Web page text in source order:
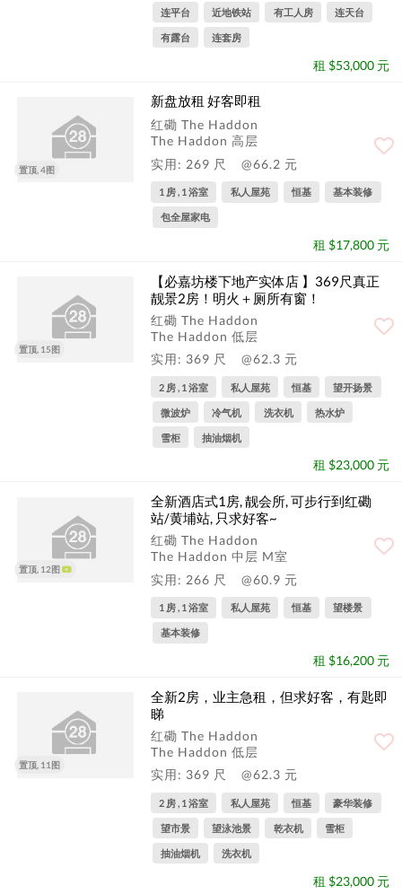
连平台 近地铁站 有工人房 连天台
有露台 连套房
租 $53,000 元
置顶, 4图
新盘放租 好客即租
红磡 The Haddon
The Haddon 高层
实用: 269 尺
@66.2 元
1 房 , 1 浴室 私人屋苑 恒基 基本装修
包全屋家电
租 $17,800 元
置顶, 15图
【必嘉坊楼下地产实体店 】369尺真正
靓景2房！明火＋厕所有窗！
红磡 The Haddon
The Haddon 低层
实用: 369 尺
@62.3 元
2 房 , 1 浴室 私人屋苑 恒基 望开扬景
微波炉 冷气机 洗衣机 热水炉
雪柜 抽油烟机
租 $23,000 元
置顶, 12图
全新酒店式1房, 靓会所, 可步行到红磡
站/黄埔站, 只求好客~
红磡 The Haddon
The Haddon 中层 M室
实用: 266 尺
@60.9 元
1 房 , 1 浴室 私人屋苑 恒基 望楼景
基本装修
租 $16,200 元
置顶, 11图
全新2房，业主急租，但求好客，有匙即
睇
红磡 The Haddon
The Haddon 低层
实用: 369 尺
@62.3 元
2 房 , 1 浴室 私人屋苑 恒基 豪华装修
望市景 望泳池景 乾衣机 雪柜
抽油烟机 洗衣机
租 $23,000 元